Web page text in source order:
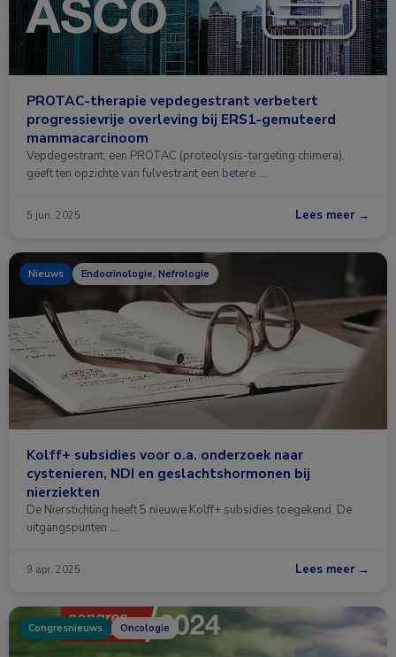
PROTAC-therapie vepdegestrant verbetert
progressievrije overleving bij ERS1-gemuteerd
mammacarcinoom
Vepdegestrant, een PROTAC (proteolysis-targeting chimera),
geeft ten opzichte van fulvestrant een betere …
5 jun. 2025 Lees meer →
Nieuws Endocrinologie, Nefrologie
Kolff+ subsidies voor o.a. onderzoek naar
cystenieren, NDI en geslachtshormonen bij
nierziekten
De Nierstichting heeft 5 nieuwe Kolff+ subsidies toegekend. De
uitgangspunten …
9 apr. 2025 Lees meer →
Congresnieuws Oncologie